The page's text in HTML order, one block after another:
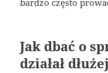
bardzo często
Jak dbać o
działał